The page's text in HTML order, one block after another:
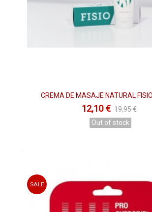
CREMA DE MASAJE NATURAL
12,10 € 19,95 €
Out of stock
SALE